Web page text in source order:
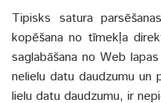
Tipisks satura
kopēšana no tīmekļa
saglabāšana no Web
nelielu datu daudzumu un
lielu datu daudzumu, ir